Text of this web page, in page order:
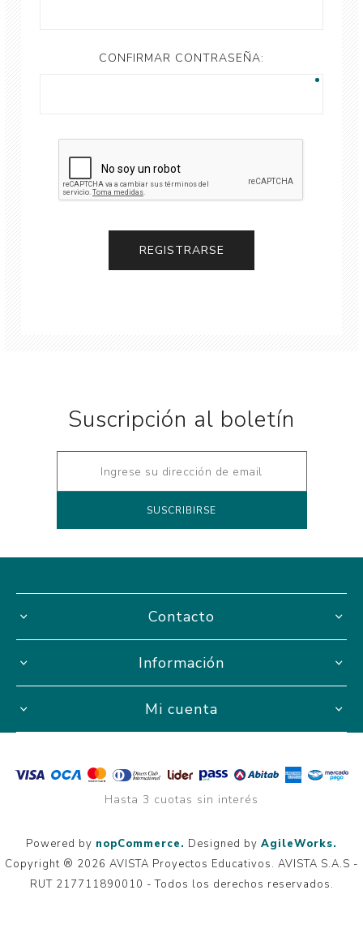
CONFIRMAR CONTRASEÑA:
Suscripción al boletín
Contacto
Información
Mi cuenta
Hasta 3 cuotas sin interés
Powered by nopCommerce. Designed by AgileWorks.
Copyright ® 2026 AVISTA Proyectos Educativos. AVISTA S.A.S -
RUT 217711890010 - Todos los derechos reservados.